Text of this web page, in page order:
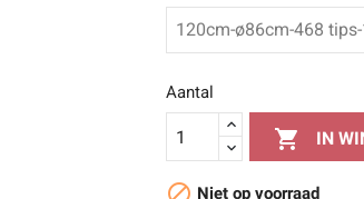
Aantal
 IN
 Niet op voorraad